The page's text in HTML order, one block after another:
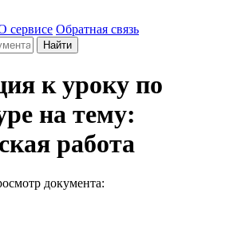
сервисе Обратная связь
Найти
к уроку по
на тему:
работа
документа: